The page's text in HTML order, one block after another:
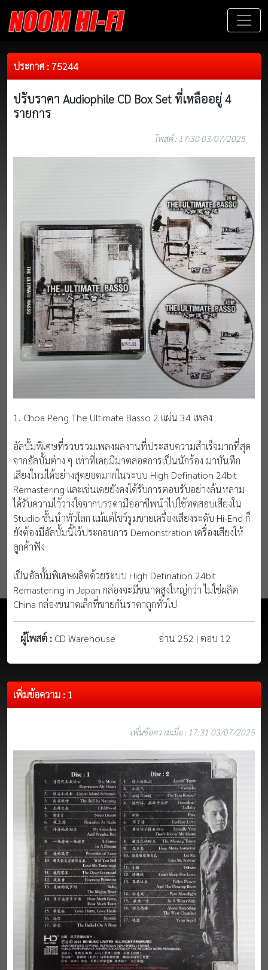
ประกาศ : 75244
ปรับราคา Audiophile CD Box Set ที่เหลืออยู่ 4
รายการ
โพสต์ : 17:30 03/07/2025
1. Choa Peng The Ultimate Basso 2 แผ่น 34 เพลง
อัลบั้มพิเศษที่รวบรวมเพลงผลงานที่ประสบความสำเร็จมากที่สุด
จากอัลบั้มต่าง ๆ เท่าที่เคยมีมาตลอดการเป็นนักร้อง มาบันทึก
เสียงใหม่ได้อย่างสุดยอดมากในระบบ High Defination 24bit
Remastering และเช่นเคยยังคงได้รับการตอบรับอย่างล้นหลาม
ได้รับความไว้วางใจจากบรรดามืออาชีพนำไปใช้ทดสอบเสียงใน
Studio ชั้นนำทั่วโลก แม้แต่โชว์รูมขายเครื่องเสียงระดับ Hi-End ก็
ยังต้องมีอัลบั้มนี้ไว้ประกอบการ Demonstration เครื่องเสียงให้
ลูกค้าฟัง
เป็นอัลบั้มพิเศษผลิตด้วยระบบ High Defination 24bit
Remastering in Japan กล่องจะมีขนาดสูงใหญ่กว่า ไม่ใช่ผลิต
China กล่องขนาดเล็กที่ขายกันราคาถูกทั่วไป
ผู้โพสต์ : CD Warehouse อ่าน 252 | ตอบ 12
เพิ่มข้อความ : 1
เพิ่มข้อความเมื่อ : 17:31 03/07/2025